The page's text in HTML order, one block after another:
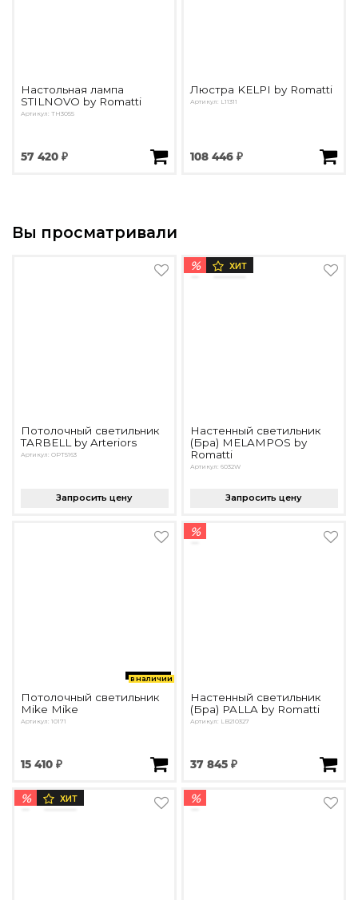
Настольная лампа
STILNOVO by Romatti
Артикул: TH3055
57 420 ₽
Люстра KELPI by Romatti
Артикул: L11311
108 446 ₽
Вы просматривали
Потолочный светильник
TARBELL by Arteriors
Артикул: OPT5163
Запросить цену
% ХИТ
Настенный светильник
(Бра) MELAMPOS by
Romatti
Артикул: 6032W
Запросить цену
в наличии
Потолочный светильник
Mike Mike
Артикул: 10171
15 410 ₽
%
Настенный светильник
(Бра) PALLA by Romatti
Артикул: LB210327
37 845 ₽
% ХИТ %